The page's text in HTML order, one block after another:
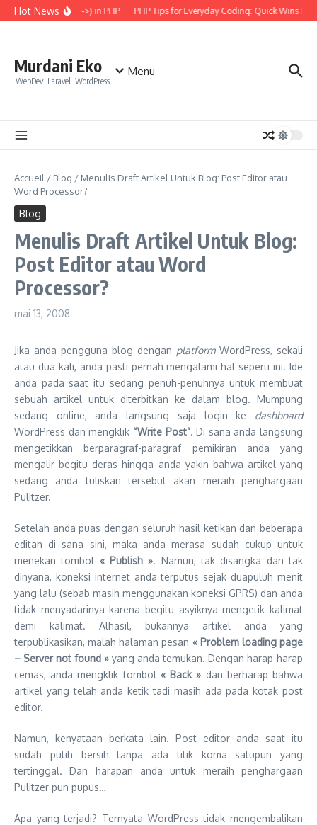
Aller au contenu
Hot News
Arrow Operator (->) in PHP PHP Tips for Everyday Coding: Quick Wins for
Murdani Eko
WebDev. Laravel. WordPress
Menu
Accueil / Blog / Menulis Draft Artikel Untuk Blog: Post Editor atau
Word Processor?
Blog
Menulis Draft Artikel Untuk Blog:
Post Editor atau Word
Processor?
mai 13, 2008
Jika anda pengguna blog dengan platformWordPress, sekali
atau dua kali, anda pasti pernah mengalami hal seperti ini. Ide
anda pada saat itu sedang penuh-penuhnya untuk membuat
sebuah artikel untuk diterbitkan ke dalam blog. Mumpung
sedang online, anda langsung saja login ke dashboard
WordPress dan mengklik “Write Post”. Di sana anda langsung
mengetikkan berparagraf-paragraf pemikiran anda yang
mengalir begitu deras hingga anda yakin bahwa artikel yang
sedang anda tuliskan tersebut akan meraih penghargaan
Pulitzer.
Setelah anda puas dengan seluruh hasil ketikan dan beberapa
editan di sana sini, maka anda merasa sudah cukup untuk
menekan tombol « Publish ». Namun, tak disangka dan tak
dinyana, koneksi internet anda terputus sejak duapuluh menit
yang lalu (sebab masih menggunakan koneksi GPRS) dan anda
tidak menyadarinya karena begitu asyiknya mengetik kalimat
demi kalimat. Alhasil, bukannya artikel anda yang
terpublikasikan, malah halaman pesan « Problem loading page
– Server not found » yang anda temukan. Dengan harap-harap
cemas, anda mengklik tombol « Back » dan berharap bahwa
artikel yang telah anda ketik tadi masih ada pada kotak post
editor.
Namun, kenyataan berkata lain. Post editor anda saat itu
sudah putih bersih tanpa ada titik koma satupun yang
tertinggal. Dan harapan anda untuk meraih penghargaan
Pulitzer pun pupus…
Apa yang terjadi? Ternyata WordPress tidak mengembalikan